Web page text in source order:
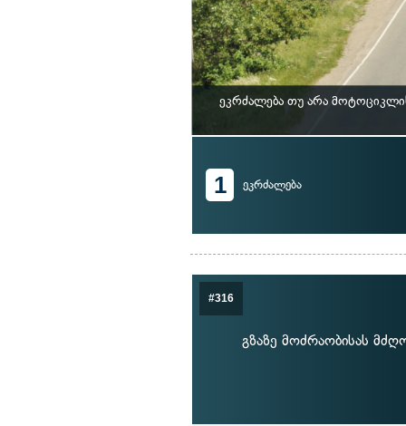
ეკრძალება თუ არა
1 ეკრძალება
#316
გზაზე მოძრაობისას